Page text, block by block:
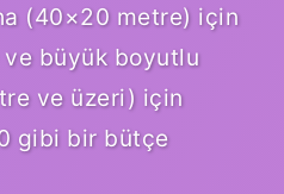
(40×20 metre) için
büyük boyutlu
ve üzeri) için
gibi bir bütçe